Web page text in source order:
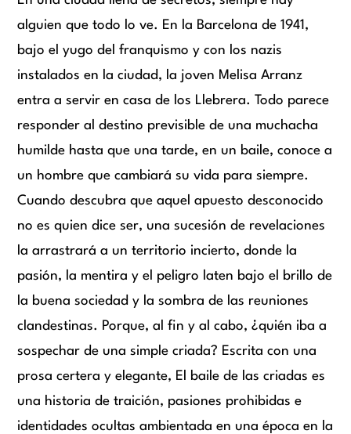
alguien que todo lo ve. En la Barcelona de 1941,
bajo el yugo del franquismo y con los nazis
instalados en la ciudad, la joven Melisa Arranz
entra a servir en casa de los Llebrera. Todo parece
responder al destino previsible de una muchacha
humilde hasta que una tarde, en un baile, conoce a
un hombre que cambiará su vida para siempre.
Cuando descubra que aquel apuesto desconocido
no es quien dice ser, una sucesión de revelaciones
la arrastrará a un territorio incierto, donde la
pasión, la mentira y el peligro laten bajo el brillo de
la buena sociedad y la sombra de las reuniones
clandestinas. Porque, al fin y al cabo, ¿quién iba a
sospechar de una simple criada? Escrita con una
prosa certera y elegante, El baile de las criadas es
una historia de traición, pasiones prohibidas e
identidades ocultas ambientada en una época en la